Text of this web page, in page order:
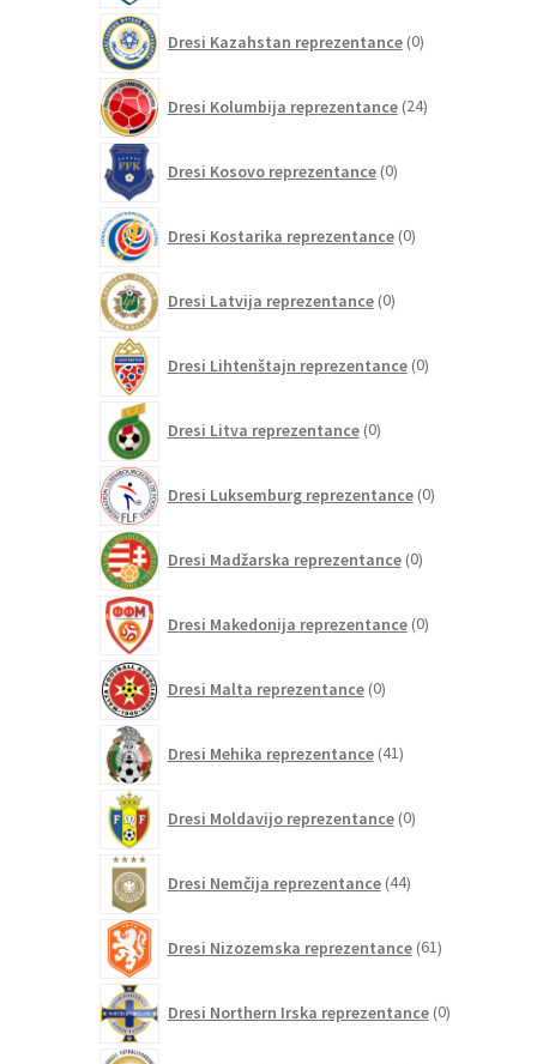
Dresi Kazahstan reprezentance 0izdelkov
Dresi Kolumbija reprezentance 24izdelkov
Dresi Kosovo reprezentance 0izdelkov
Dresi Kostarika reprezentance 0izdelkov
Dresi Latvija reprezentance 0izdelkov
Dresi Lihtenštajn reprezentance 0izdelkov
Dresi Litva reprezentance 0izdelkov
Dresi Luksemburg reprezentance 0izdelkov
Dresi Madžarska reprezentance 0izdelkov
Dresi Makedonija reprezentance 0izdelkov
Dresi Malta reprezentance 0izdelkov
Dresi Mehika reprezentance 41izdelkov
Dresi Moldavijo reprezentance 0izdelkov
Dresi Nemčija reprezentance 44izdelkov
Dresi Nizozemska reprezentance 61izdelkov
Dresi Northern Irska reprezentance 0izdelkov